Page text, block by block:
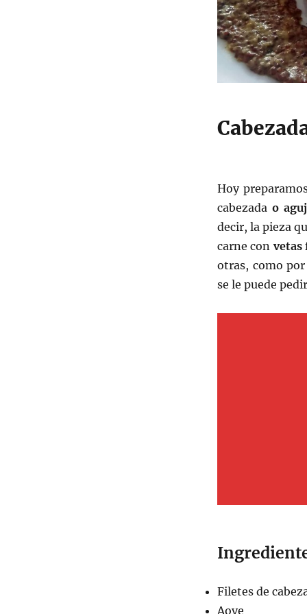
Hoy
cabezada o
decir, la pieza
carne con vetas
otras, como
se le puede
Filetes de
Aove